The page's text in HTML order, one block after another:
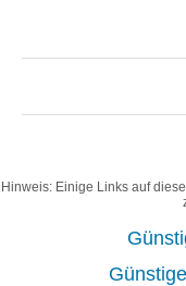
Hinweis: Einige Links auf